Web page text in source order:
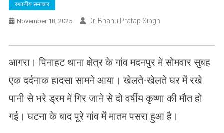
स्थानीय समाचार
November 18, 2025 Dr. Bhanu Pratap Singh
आगरा। पिनाहट थाना क्षेत्र के गांव मदनपुर में सोमवार सुबह
एक दर्दनाक हादसा सामने आया। खेलते-खेलते घर में रखे
पानी से भरे ड्रम में गिर जाने से दो वर्षीय कृष्णा की मौत हो
गई। घटना के बाद पूरे गांव में मातम पसरा हुआ है।